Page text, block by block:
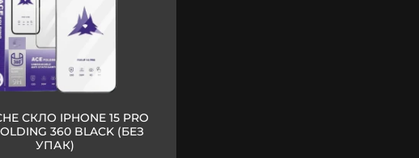
СКЛО IPHONE 15 PRO
360 BLACK (БЕЗ
УПАК)